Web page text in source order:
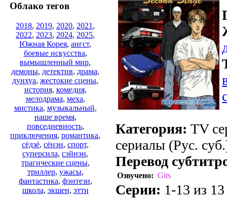
Облако тегов
2018, 2019, 2020, 2021 ,
2022, 2023, 2024, 2025,
Южная Корея, ангст,
боевые искусства,
вымышленный мир,
демоны, детектив, драма,
дунхуа, жестокие сцены,
история, комедия,
мелодрама, меха,
мистика, музыкальный,
наше время,
повседневность,
приключения, романтика,
сёдзё, сёнэн, спорт,
суперсила, сэйнэн,
трагические сцены,
триллер, ужасы,
фантастика, фэнтези,
школа, экшен, этти
Категория: TV
сериалы (Рус.
Перевод
Озвучено: Gits
Серии: 1-13 из 13